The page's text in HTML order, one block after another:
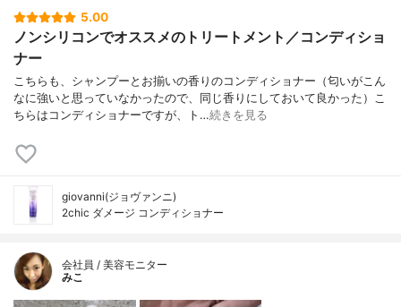
5.00
ノンシリコンでオススメのトリートメント／コンディショ
ナー
こちらも、シャンプーとお揃いの香りのコンディショナー（匂いがこん
なに強いと思っていなかったので、同じ香りにしておいて良かった）こ
ちらはコンディショナーですが、ト…続きを見る
giovanni(ジョヴァンニ)
2chic ダメージ コンディショナー
会社員 / 美容モニター
みこ